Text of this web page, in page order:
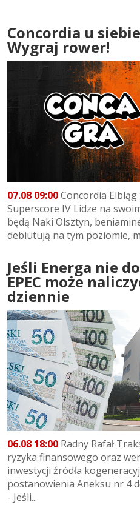
Concordia u
Wygraj rower!
07.08 09:00Concordia
Superscore IV Lidze na
będą Naki Olsztyn,
debiutują na tym poziomie,
Jeśli Energa nie
EPEC może
dziennie
06.08 18:00 Radny Rafał
ryzyka finansowego oraz
inwestycji źródła
postanowienia Aneksu nr 4
- Jeśli...